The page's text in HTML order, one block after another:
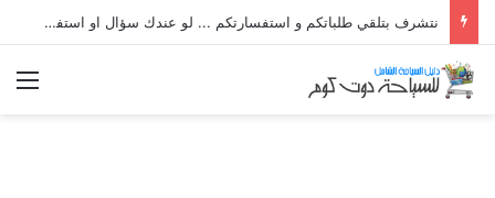
نتشرف بتلقي طلباتكم و استفسارتكم ... لو عندك سؤال او استفسار ماتدرددش فى طلب المساعدة